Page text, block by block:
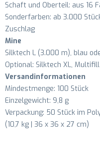
Schaft und Oberteil: aus 16
Sonderfarben: ab 3.000
Zuschlag
Mine
Silktech L (3.000 m), blau
Optional: Silktech XL,
Versandinformationen
Mindestmenge: 100 Stück
Einzelgewicht: 9,8 g
Verpackung: 50 Stück im
(10,7 kg | 36 x 36 x 27 cm)